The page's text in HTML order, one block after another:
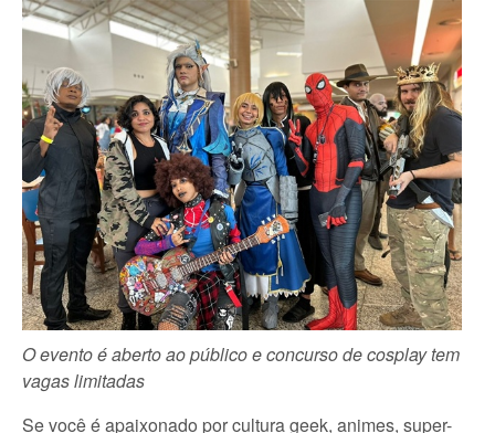
O evento é aberto ao público e concurso de cosplay tem
vagas limitadas
Se você é apaixonado por cultura geek, animes, super-